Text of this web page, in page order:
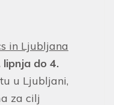
in Ljubljana
lipnja do 4.
u Ljubljani,
za cilj